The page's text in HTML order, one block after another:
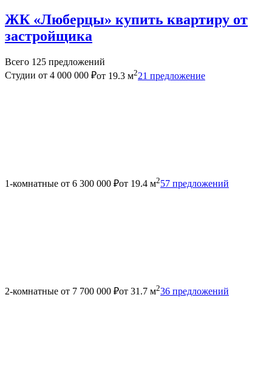
ЖК «Люберцы» купить квартиру от
застройщика
Всего 125 предложений
Студии от 4 000 000 ₽от 19.3 м221 предложение
1-комнатные от 6 300 000 ₽от 19.4 м257 предложений
2-комнатные от 7 700 000 ₽от 31.7 м236 предложений